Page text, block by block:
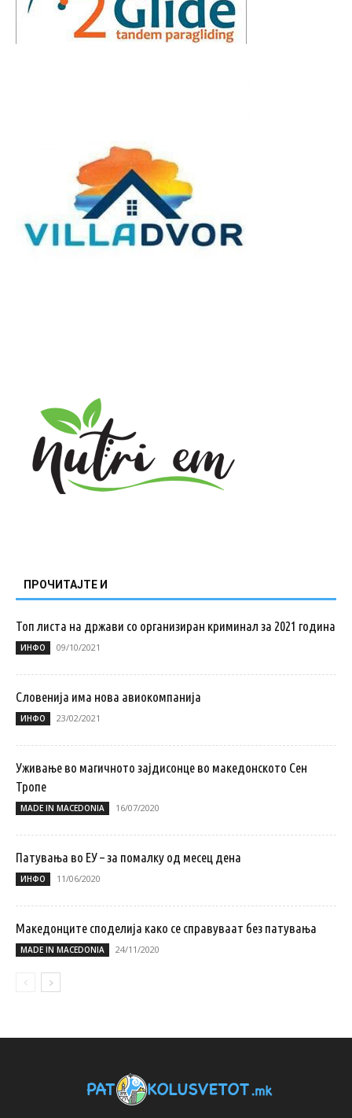
ПРОЧИТАЈТЕ И
Топ листа на држави со организиран криминал за 2021 година
ИНФО 09/10/2021
Словенија има нова авиокомпанија
ИНФО 23/02/2021
Уживање во магичното зајдисонце во македонското Сен
Тропе
MADE IN MACEDONIA 16/07/2020
Патувањa во ЕУ – за помалку од месец дена
ИНФО 11/06/2020
Македонците споделија како се справуваат без патувања
MADE IN MACEDONIA 24/11/2020